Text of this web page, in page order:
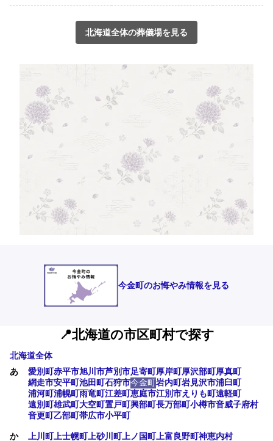
北海道全体の葬儀場を見る
今金町のお悔やみ情報を見る
📍北海道の市区町村で探す
北海道全体
あ
愛別町赤平市旭川市芦別市足寄町厚岸町厚沢部町厚真町
網走市安平町池田町石狩市今金町岩内町岩見沢市浦臼町
浦河町浦幌町雨竜町江差町恵庭市江別市えりも町遠軽町
遠別町雄武町大空町置戸町興部町長万部町小樽市音威子府村
音更町乙部町帯広市小平町
か 上川町上士幌町上砂川町上ノ国町上富良野町神恵内村